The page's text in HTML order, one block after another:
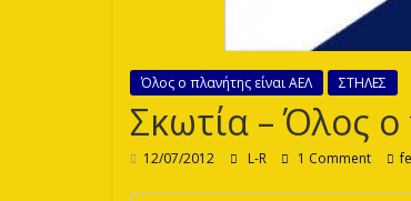
Όλος ο πλανήτης είναι ΑΕΛ ΣΤΗΛΕΣ
Σκωτία – Όλος ο
12/07/2012 L-R 1 Comment